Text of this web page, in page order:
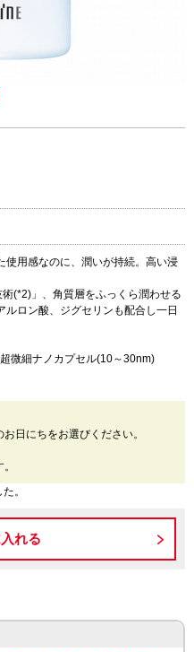
使用感なのに、潤いが持続。高い浸
(*2)」、角質層をふっくら潤わせる
ルロン酸、ジグセリンも配合し一日
微細ナノカプセル(10～30nm)
日にちをお選びください。
。